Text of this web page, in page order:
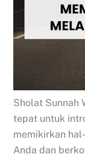
Sholat Sunnah
tepat untuk
memikirkan
Anda dan